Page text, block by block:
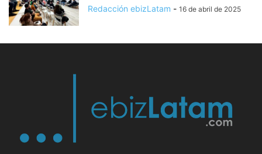
Redacción ebizLatam - 16 de abril de 2025